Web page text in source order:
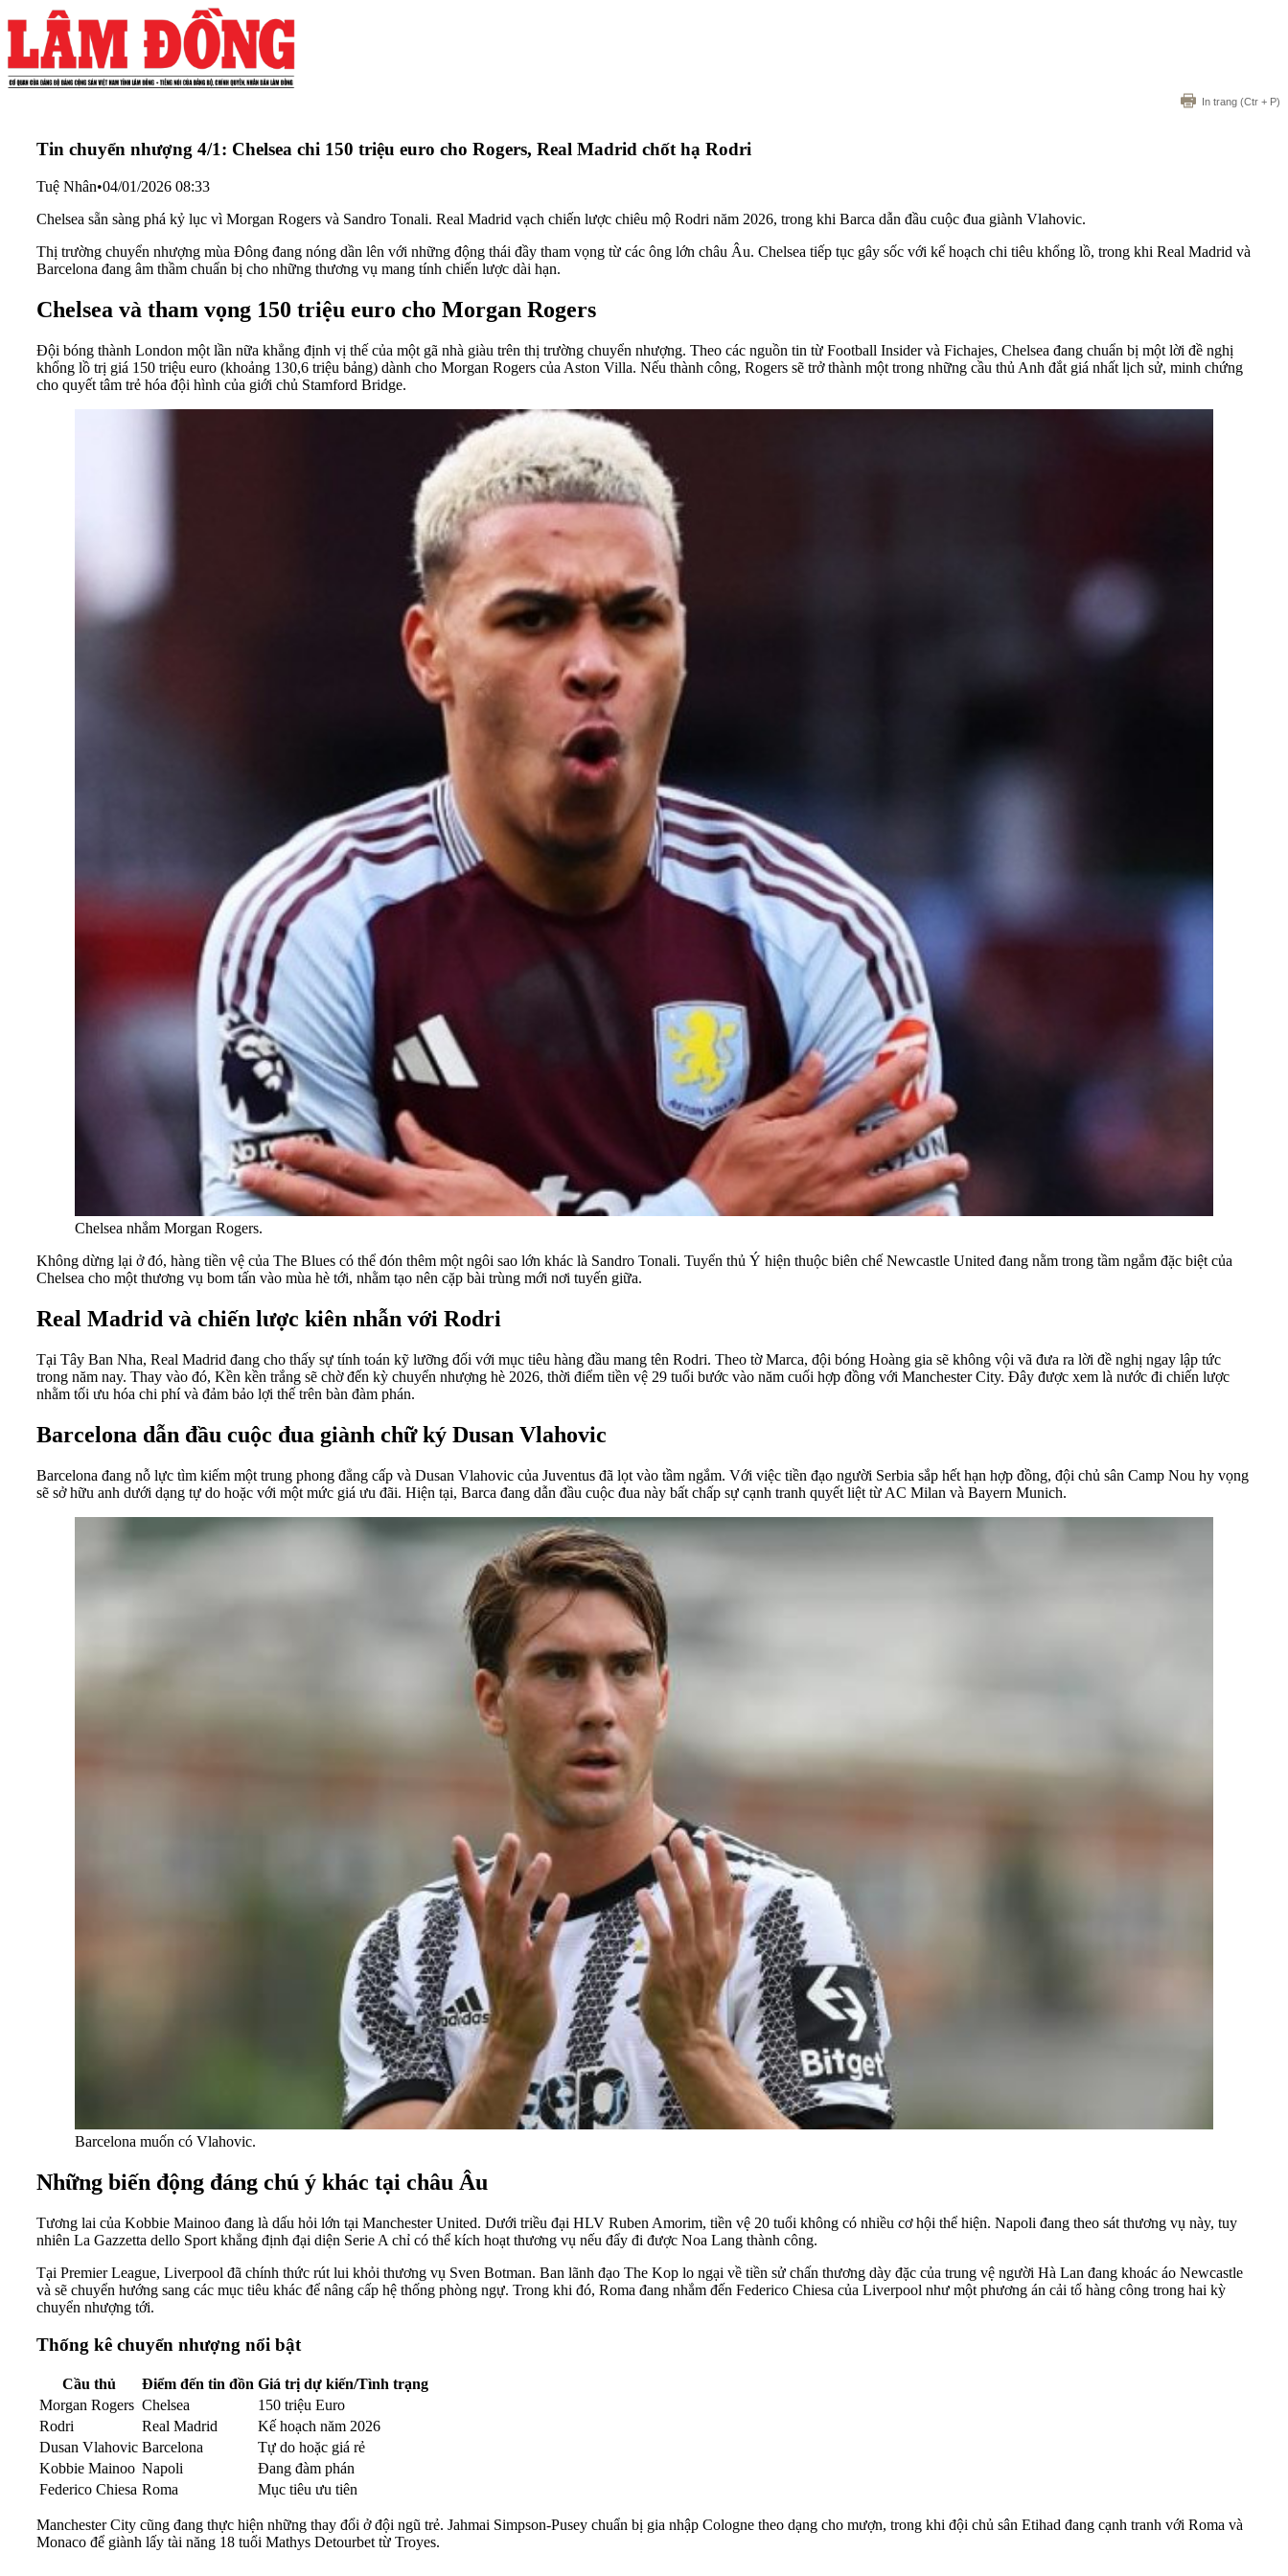
In trang (Ctr + P)
Tin chuyển nhượng 4/1: Chelsea chi 150 triệu euro cho Rogers, Real Madrid chốt hạ Rodri
Tuệ Nhân•04/01/2026 08:33
Chelsea sẵn sàng phá kỷ lục vì Morgan Rogers và Sandro Tonali. Real Madrid vạch chiến lược chiêu mộ Rodri năm 2026, trong khi Barca dẫn đầu cuộc đua giành Vlahovic.
Thị trường chuyển nhượng mùa Đông đang nóng dần lên với những động thái đầy tham vọng từ các ông lớn châu Âu. Chelsea tiếp tục gây sốc với kế hoạch chi tiêu khổng lồ, trong khi Real Madrid và
Barcelona đang âm thầm chuẩn bị cho những thương vụ mang tính chiến lược dài hạn.
Chelsea và tham vọng 150 triệu euro cho Morgan Rogers
Đội bóng thành London một lần nữa khẳng định vị thế của một gã nhà giàu trên thị trường chuyển nhượng. Theo các nguồn tin từ Football Insider và Fichajes, Chelsea đang chuẩn bị một lời đề nghị
khổng lồ trị giá 150 triệu euro (khoảng 130,6 triệu bảng) dành cho Morgan Rogers của Aston Villa. Nếu thành công, Rogers sẽ trở thành một trong những cầu thủ Anh đắt giá nhất lịch sử, minh chứng
cho quyết tâm trẻ hóa đội hình của giới chủ Stamford Bridge.
Chelsea nhắm Morgan Rogers.
Không dừng lại ở đó, hàng tiền vệ của The Blues có thể đón thêm một ngôi sao lớn khác là Sandro Tonali. Tuyển thủ Ý hiện thuộc biên chế Newcastle United đang nằm trong tầm ngắm đặc biệt của
Chelsea cho một thương vụ bom tấn vào mùa hè tới, nhằm tạo nên cặp bài trùng mới nơi tuyến giữa.
Real Madrid và chiến lược kiên nhẫn với Rodri
Tại Tây Ban Nha, Real Madrid đang cho thấy sự tính toán kỹ lưỡng đối với mục tiêu hàng đầu mang tên Rodri. Theo tờ Marca, đội bóng Hoàng gia sẽ không vội vã đưa ra lời đề nghị ngay lập tức
trong năm nay. Thay vào đó, Kền kền trắng sẽ chờ đến kỳ chuyển nhượng hè 2026, thời điểm tiền vệ 29 tuổi bước vào năm cuối hợp đồng với Manchester City. Đây được xem là nước đi chiến lược
nhằm tối ưu hóa chi phí và đảm bảo lợi thế trên bàn đàm phán.
Barcelona dẫn đầu cuộc đua giành chữ ký Dusan Vlahovic
Barcelona đang nỗ lực tìm kiếm một trung phong đẳng cấp và Dusan Vlahovic của Juventus đã lọt vào tầm ngắm. Với việc tiền đạo người Serbia sắp hết hạn hợp đồng, đội chủ sân Camp Nou hy vọng
sẽ sở hữu anh dưới dạng tự do hoặc với một mức giá ưu đãi. Hiện tại, Barca đang dẫn đầu cuộc đua này bất chấp sự cạnh tranh quyết liệt từ AC Milan và Bayern Munich.
Barcelona muốn có Vlahovic.
Những biến động đáng chú ý khác tại châu Âu
Tương lai của Kobbie Mainoo đang là dấu hỏi lớn tại Manchester United. Dưới triều đại HLV Ruben Amorim, tiền vệ 20 tuổi không có nhiều cơ hội thể hiện. Napoli đang theo sát thương vụ này, tuy
nhiên La Gazzetta dello Sport khẳng định đại diện Serie A chỉ có thể kích hoạt thương vụ nếu đẩy đi được Noa Lang thành công.
Tại Premier League, Liverpool đã chính thức rút lui khỏi thương vụ Sven Botman. Ban lãnh đạo The Kop lo ngại về tiền sử chấn thương dày đặc của trung vệ người Hà Lan đang khoác áo Newcastle
và sẽ chuyển hướng sang các mục tiêu khác để nâng cấp hệ thống phòng ngự. Trong khi đó, Roma đang nhắm đến Federico Chiesa của Liverpool như một phương án cải tổ hàng công trong hai kỳ
chuyển nhượng tới.
Thống kê chuyển nhượng nổi bật
Cầu thủ Điểm đến tin đồn Giá trị dự kiến/Tình trạng
Morgan Rogers Chelsea
150 triệu Euro
Rodri
Real Madrid
Kế hoạch năm 2026
Dusan Vlahovic Barcelona
Tự do hoặc giá rẻ
Kobbie Mainoo Napoli
Đang đàm phán
Federico Chiesa Roma Mục tiêu ưu tiên
Manchester City cũng đang thực hiện những thay đổi ở đội ngũ trẻ. Jahmai Simpson-Pusey chuẩn bị gia nhập Cologne theo dạng cho mượn, trong khi đội chủ sân Etihad đang cạnh tranh với Roma và
Monaco để giành lấy tài năng 18 tuổi Mathys Detourbet từ Troyes.